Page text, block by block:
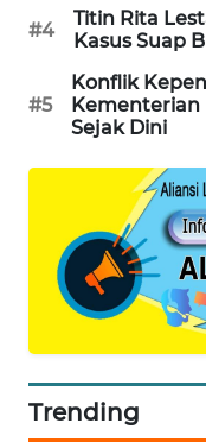
#4
Titin Rita
Kasus Suap
#5
Konflik
Kementerian
Sejak Dini
Trending
METRO
NEWS
MEDAN
METRO
JAKARTA
NEWS